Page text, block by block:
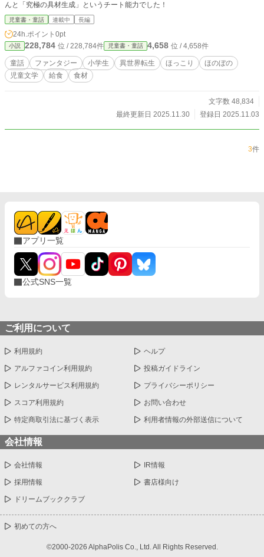
んと「究極の具材生成」というチート能力でした！
児童書・童話 連載中 長編
24h.ポイント 0pt
小説 228,784 位 / 228,784件 児童書・童話 4,658 位 / 4,658件
童話 ファンタジー 小学生 異世界転生 ほっこり
ほのぼの
児童文学
給食 食材
文字数 48,834
最終更新日 2025.11.30
登録日 2025.11.03
3件
アプリ一覧
公式SNS一覧
ご利用について
利用規約 ヘルプ
アルファコイン利用規約 投稿ガイドライン
レンタルサービス利用規約 プライバシーポリシー
スコア利用規約 お問い合わせ
特定商取引法に基づく表示 利用者情報の外部送信について
会社情報
会社情報 IR情報
採用情報 書店様向け
ドリームブッククラブ
初めての方へ
©2000-2026 AlphaPolis Co., Ltd. All Rights Reserved.